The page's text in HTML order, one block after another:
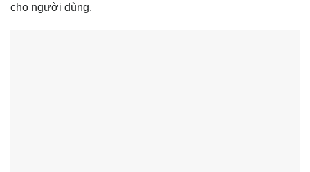
cho người dùng.